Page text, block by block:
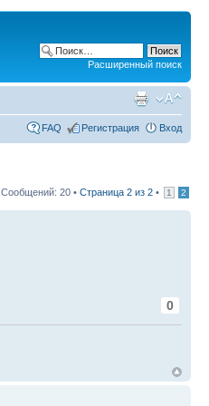
Расширенный поиск
FAQ Регистрация Вход
Сообщений: 20 • Страница 2 из 2 • 1 2
0